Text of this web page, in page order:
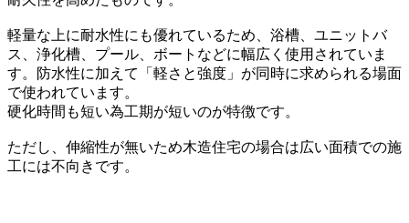
軽量な上に耐水性にも優れているため、浴槽、ユニットバ
ス、浄化槽、プール、ボートなどに幅広く使用されていま
す。防水性に加えて「軽さと強度」が同時に求められる場面
で使われています。
硬化時間も短い為工期が短いのが特徴です。
ただし、伸縮性が無いため木造住宅の場合は広い面積での施
工には不向きです。